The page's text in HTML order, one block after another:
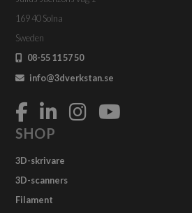
169 40 Solna
Sweden
08-55 11 57 50
info@3dverkstan.se
SHOP
3D-skrivare
3D-scanners
Filament